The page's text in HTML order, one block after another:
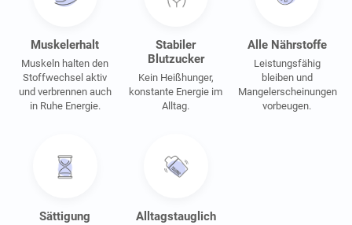
Muskelerhalt
Muskeln halten den
Stoffwechsel aktiv
und verbrennen auch
in Ruhe Energie.
Stabiler
Blutzucker
Kein Heißhunger,
konstante Energie im
Alltag.
Alle Nährstoffe
Leistungsfähig
bleiben und
Mangelerscheinungen
vorbeugen.
Sättigung Alltagstauglich